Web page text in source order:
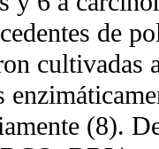
de
cultivadas
(8).